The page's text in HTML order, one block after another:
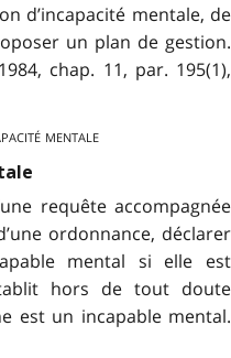
d’incapacité mentale, de
un plan de gestion.
chap. 11, par. 195(1),
mentale
requête accompagnée
ordonnance, déclarer
mental si elle est
hors de tout doute
est un incapable mental.